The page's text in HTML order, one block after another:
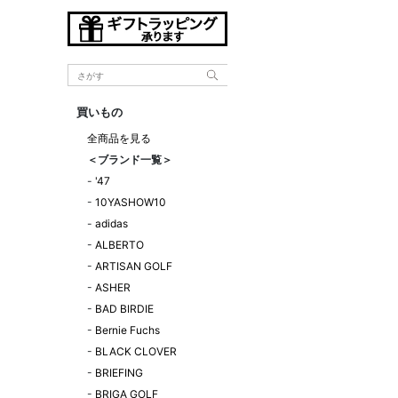
買いもの
全商品を見る
＜ブランド一覧＞
- '47
- 10YASHOW10
- adidas
- ALBERTO
- ARTISAN GOLF
- ASHER
- BAD BIRDIE
- Bernie Fuchs
- BLACK CLOVER
- BRIEFING
- BRIGA GOLF